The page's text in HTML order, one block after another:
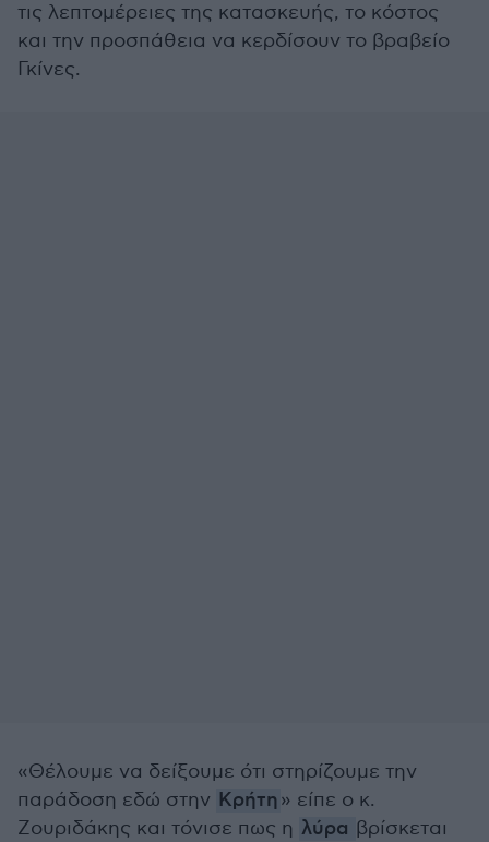
τις λεπτομέρειες της κατασκευής, το κόστος
και την προσπάθεια να κερδίσουν το βραβείο
Γκίνες.
«Θέλουμε να δείξουμε ότι στηρίζουμε την
παράδοση εδώ στην Κρήτη» είπε ο κ.
Ζουριδάκης και τόνισε πως η λύρα βρίσκεται